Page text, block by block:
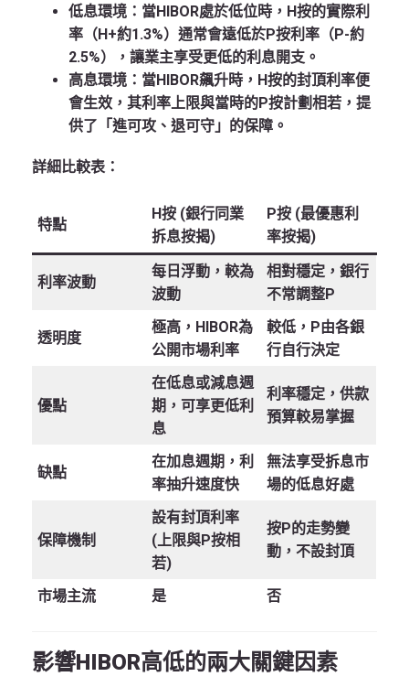
低息環境 ：當HIBOR處於低位時，H按的實際利
率（H+約1.3%）通常會遠低於P按利率（P-約
2.5%），讓業主享受更低的利息開支。
高息環境 ：當HIBOR飆升時，H按的封頂利率便
會生效，其利率上限與當時的P按計劃相若，提
供了「進可攻、退可守」的保障。
詳細比較表：
特點
H按 (銀行同業
拆息按揭)
P按 (最優惠利
率按揭)
利率波動
每日浮動 ，較為
波動
相對穩定 ，銀行
不常調整P
透明度
極高，HIBOR為
公開市場利率
較低，P由各銀
行自行決定
優點
在低息或減息週
期，可享更低利
息
利率穩定，供款
預算較易掌握
缺點
在加息週期，利
率抽升速度快
無法享受拆息市
場的低息好處
保障機制
設有封頂利率
(上限與P按相
若)
按P的走勢變
動，不設封頂
市場主流 是 否
影響HIBOR高低的兩大關鍵因素